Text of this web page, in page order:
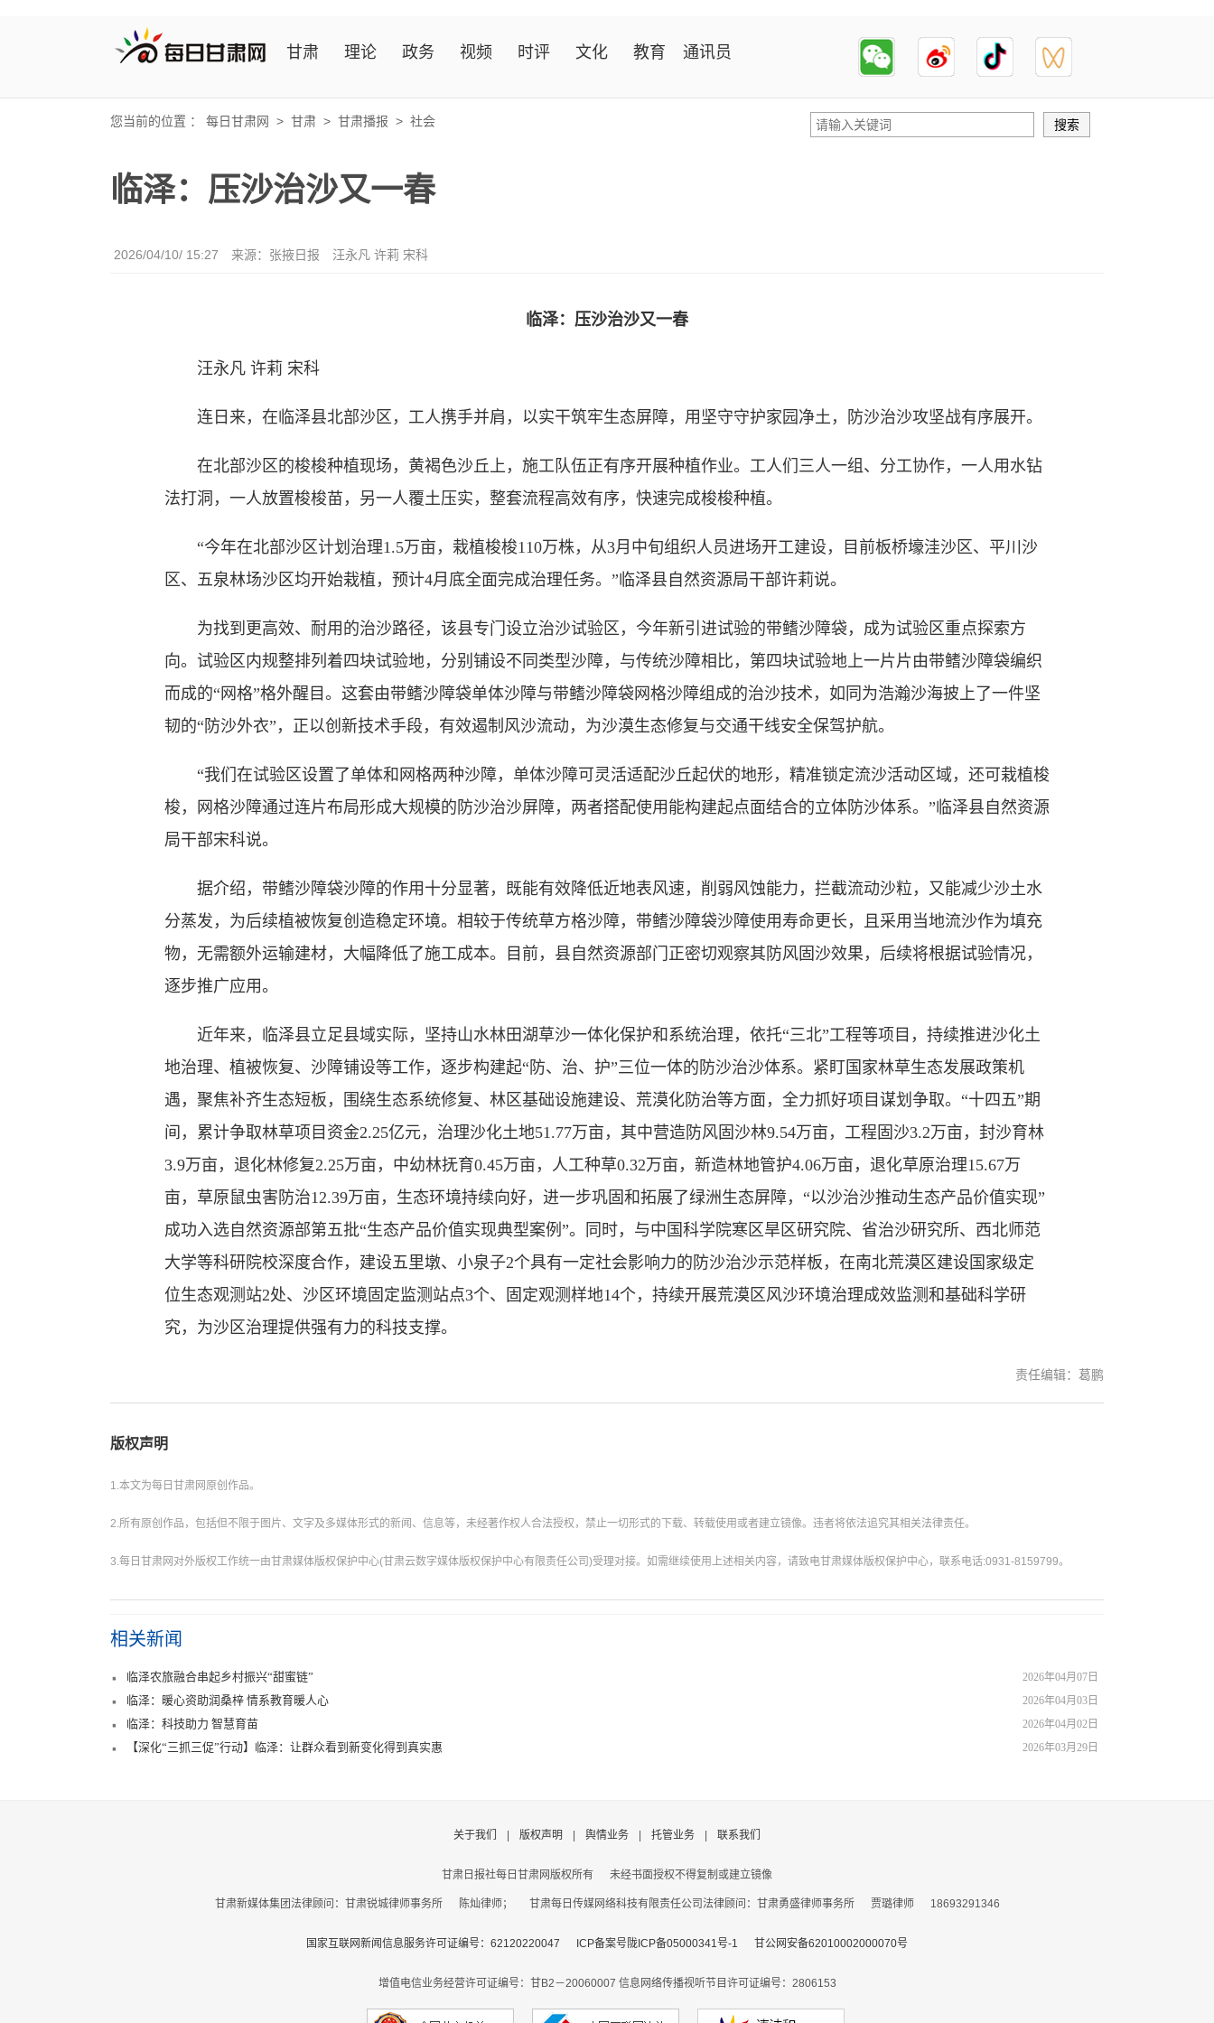
甘肃 理论 政务 视频 时评 文化 教育 通讯员
您当前的位置 ： 每日甘肃网 > 甘肃 > 甘肃播报 > 社会
临泽：压沙治沙又一春
2026/04/10/ 15:27 来源：张掖日报 汪永凡 许莉 宋科
临泽：压沙治沙又一春
汪永凡 许莉 宋科
连日来，在临泽县北部沙区，工人携手并肩，以实干筑牢生态屏障，用坚守守护家园净土，防沙治沙攻坚战有序展开。
在北部沙区的梭梭种植现场，黄褐色沙丘上，施工队伍正有序开展种植作业。工人们三人一组、分工协作，一人用水钻
法打洞，一人放置梭梭苗，另一人覆土压实，整套流程高效有序，快速完成梭梭种植。
“今年在北部沙区计划治理1.5万亩，栽植梭梭110万株，从3月中旬组织人员进场开工建设，目前板桥壕洼沙区、平川沙
区、五泉林场沙区均开始栽植，预计4月底全面完成治理任务。”临泽县自然资源局干部许莉说。
为找到更高效、耐用的治沙路径，该县专门设立治沙试验区，今年新引进试验的带鳍沙障袋，成为试验区重点探索方
向。试验区内规整排列着四块试验地，分别铺设不同类型沙障，与传统沙障相比，第四块试验地上一片片由带鳍沙障袋编织
而成的“网格”格外醒目。这套由带鳍沙障袋单体沙障与带鳍沙障袋网格沙障组成的治沙技术，如同为浩瀚沙海披上了一件坚
韧的“防沙外衣”，正以创新技术手段，有效遏制风沙流动，为沙漠生态修复与交通干线安全保驾护航。
“我们在试验区设置了单体和网格两种沙障，单体沙障可灵活适配沙丘起伏的地形，精准锁定流沙活动区域，还可栽植梭
梭，网格沙障通过连片布局形成大规模的防沙治沙屏障，两者搭配使用能构建起点面结合的立体防沙体系。”临泽县自然资源
局干部宋科说。
据介绍，带鳍沙障袋沙障的作用十分显著，既能有效降低近地表风速，削弱风蚀能力，拦截流动沙粒，又能减少沙土水
分蒸发，为后续植被恢复创造稳定环境。相较于传统草方格沙障，带鳍沙障袋沙障使用寿命更长，且采用当地流沙作为填充
物，无需额外运输建材，大幅降低了施工成本。目前，县自然资源部门正密切观察其防风固沙效果，后续将根据试验情况，
逐步推广应用。
近年来，临泽县立足县域实际，坚持山水林田湖草沙一体化保护和系统治理，依托“三北”工程等项目，持续推进沙化土
地治理、植被恢复、沙障铺设等工作，逐步构建起“防、治、护”三位一体的防沙治沙体系。紧盯国家林草生态发展政策机
遇，聚焦补齐生态短板，围绕生态系统修复、林区基础设施建设、荒漠化防治等方面，全力抓好项目谋划争取。“十四五”期
间，累计争取林草项目资金2.25亿元，治理沙化土地51.77万亩，其中营造防风固沙林9.54万亩，工程固沙3.2万亩，封沙育林
3.9万亩，退化林修复2.25万亩，中幼林抚育0.45万亩，人工种草0.32万亩，新造林地管护4.06万亩，退化草原治理15.67万
亩，草原鼠虫害防治12.39万亩，生态环境持续向好，进一步巩固和拓展了绿洲生态屏障，“以沙治沙推动生态产品价值实现”
成功入选自然资源部第五批“生态产品价值实现典型案例”。同时，与中国科学院寒区旱区研究院、省治沙研究所、西北师范
大学等科研院校深度合作，建设五里墩、小泉子2个具有一定社会影响力的防沙治沙示范样板，在南北荒漠区建设国家级定
位生态观测站2处、沙区环境固定监测站点3个、固定观测样地14个，持续开展荒漠区风沙环境治理成效监测和基础科学研
究，为沙区治理提供强有力的科技支撑。
责任编辑：葛鹏
版权声明
1.本文为每日甘肃网原创作品。
2.所有原创作品，包括但不限于图片、文字及多媒体形式的新闻、信息等，未经著作权人合法授权，禁止一切形式的下载、转载使用或者建立镜像。违者将依法追究其相关法律责任。
3.每日甘肃网对外版权工作统一由甘肃媒体版权保护中心(甘肃云数字媒体版权保护中心有限责任公司)受理对接。如需继续使用上述相关内容，请致电甘肃媒体版权保护中心，联系电话:0931-8159799。
相关新闻
2026年04月07日
临泽农旅融合串起乡村振兴“甜蜜链”
2026年04月03日
临泽：暖心资助润桑梓 情系教育暖人心
2026年04月02日
临泽：科技助力 智慧育苗
2026年03月29日
【深化“三抓三促”行动】临泽：让群众看到新变化得到真实惠
关于我们 版权声明 舆情业务 托管业务 联系我们
甘肃日报社每日甘肃网版权所有 未经书面授权不得复制或建立镜像
甘肃新媒体集团法律顾问：甘肃锐城律师事务所 陈灿律师； 甘肃每日传媒网络科技有限责任公司法律顾问：甘肃勇盛律师事务所 贾璐律师 18693291346
国家互联网新闻信息服务许可证编号：62120220047 ICP备案号陇ICP备05000341号-1 甘公网安备62010002000070号
增值电信业务经营许可证编号：甘B2－20060007 信息网络传播视听节目许可证编号：2806153